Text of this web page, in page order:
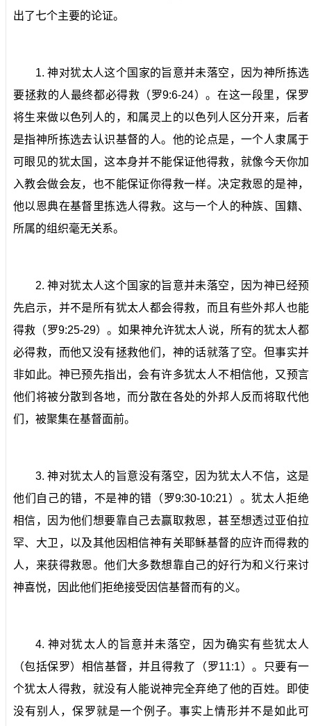
出了七个主要的论证。
1.神对犹太人这个国家的旨意并未落空，因为神所拣选
要拯救的人最终都必得救（罗9:6-24）。在这一段里，保罗
将生来做以色列人的，和属灵上的以色列人区分开来，后者
是指神所拣选去认识基督的人。他的论点是，一个人隶属于
可眼见的犹太国，这本身并不能保证他得救，就像今天你加
入教会做会友，也不能保证你得救一样。决定救恩的是神，
他以恩典在基督里拣选人得救。这与一个人的种族、国籍、
所属的组织毫无关系。
2.神对犹太人这个国家的旨意并未落空，因为神已经预
先启示，并不是所有犹太人都会得救，而且有些外邦人也能
得救（罗9:25-29）。如果神允许犹太人说，所有的犹太人都
必得救，而他又没有拯救他们，神的话就落了空。但事实并
非如此。神已预先指出，会有许多犹太人不相信他，又预言
他们将被分散到各地，而分散在各处的外邦人反而将取代他
们，被聚集在基督面前。
3.神对犹太人的旨意没有落空，因为犹太人不信，这是
他们自己的错，不是神的错（罗9:30-10:21）。犹太人拒绝
相信，因为他们想要靠自己去赢取救恩，甚至想透过亚伯拉
罕、大卫，以及其他因相信神有关耶稣基督的应许而得救的
人，来获得救恩。他们大多数想靠自己的好行为和义行来讨
神喜悦，因此他们拒绝接受因信基督而有的义。
4.神对犹太人的旨意并未落空，因为确实有些犹太人
（包括保罗）相信基督，并且得救了（罗11:1）。
只要有一
个犹太人得救，就没有人能说神完全弃绝了他的百姓。即使
没有别人，保罗就是一个例子。事实上情形并不是如此可